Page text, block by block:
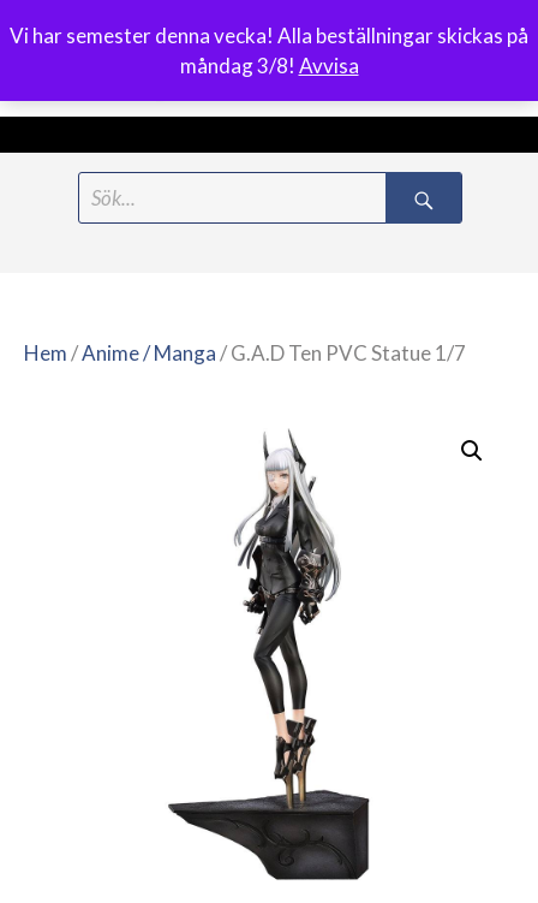
Vi har semester denna vecka! Alla beställningar skickas på
måndag 3/8! Avvisa
0
Meny
Hem/Anime / Manga/ G.A.D Ten PVC Statue 1/7